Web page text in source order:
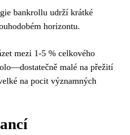
bankrollu udrží krátké
horizontu.
mezi 1‑5 % celkového
malé na přežití
na pocit významných